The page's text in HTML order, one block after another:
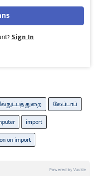
Sign In
துறை
லேப்டாப்
import
on import